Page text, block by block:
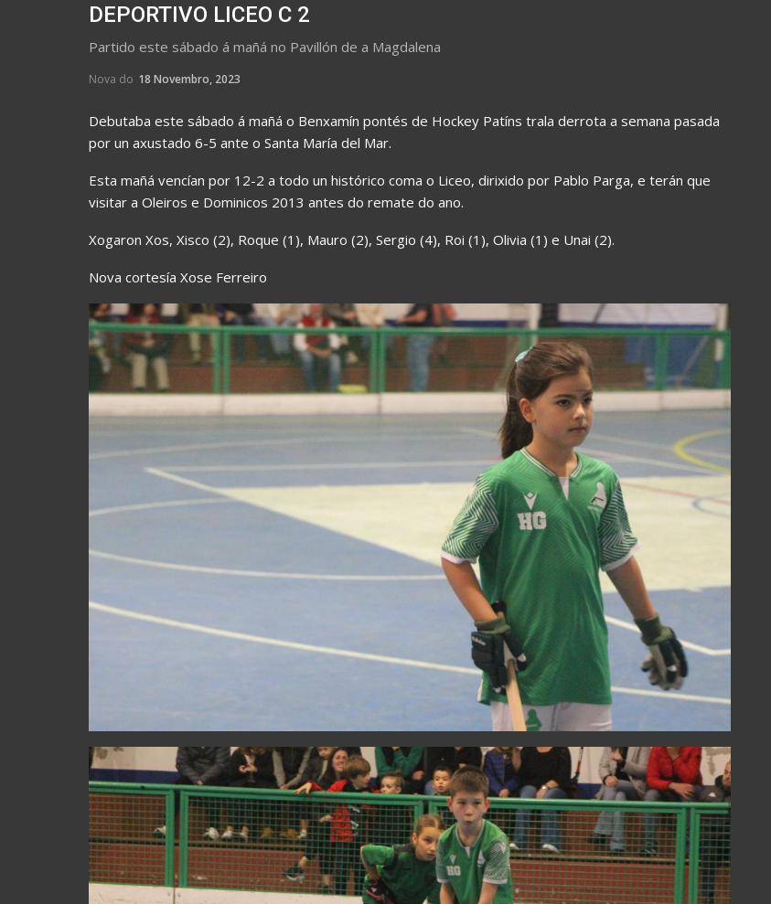
DEPORTIVO LICEO C 2
Partido este sábado á mañá no Pavillón de a Magdalena
Nova do 18 Novembro, 2023
Debutaba este sábado á mañá o Benxamín pontés de Hockey Patíns trala derrota a semana pasada
por un axustado 6-5 ante o Santa María del Mar.
Esta mañá vencían por 12-2 a todo un histórico coma o Liceo, dirixido por Pablo Parga, e terán que
visitar a Oleiros e Dominicos 2013 antes do remate do ano.
Xogaron Xos, Xisco (2), Roque (1), Mauro (2), Sergio (4), Roi (1), Olivia (1) e Unai (2).
Nova cortesía Xose Ferreiro